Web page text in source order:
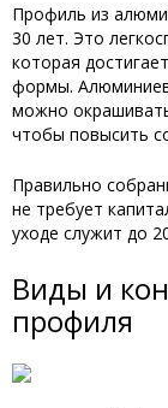
Профиль из
30 лет. Это
которая
формы.
можно
чтобы повысить
Правильно
не требует
уходе служит до
Виды и
профиля